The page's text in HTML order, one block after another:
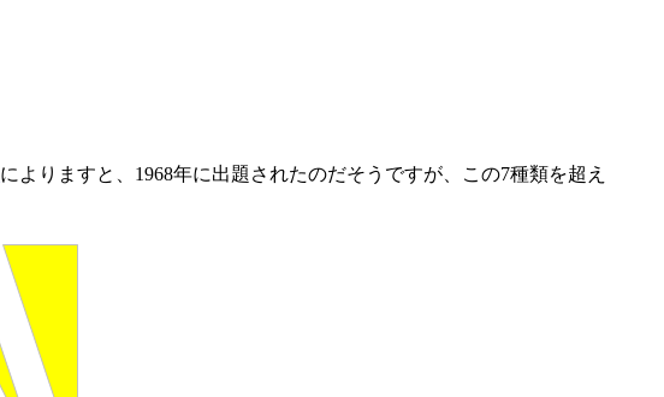
によりますと、1968年に出題されたのだそうですが、この7種類を超え